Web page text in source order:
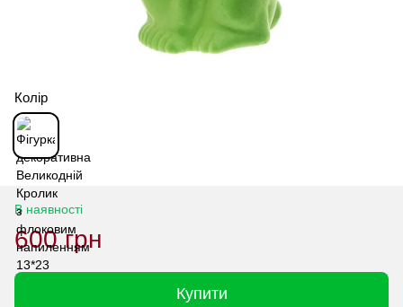
Колір
В наявності
600 грн
Купити